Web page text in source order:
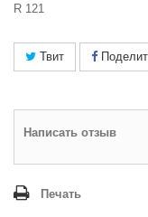
R 121
Твит
Написать отзыв
Печать